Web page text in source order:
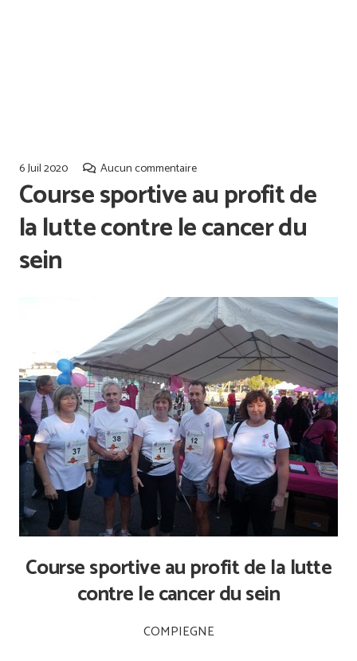
6 Juil 2020 Aucun commentaire
Course sportive au profit de
la lutte contre le cancer du
sein
Course sportive au profit de la lutte
contre le cancer du sein
COMPIEGNE